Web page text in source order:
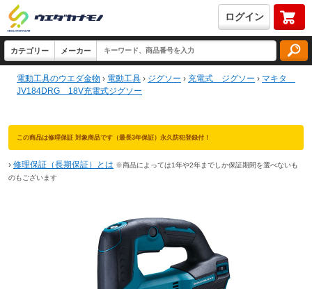
ログイン
電動工具のウエダ金物 › 電動工具 › ジグソー › 充電式 ジグソー › マキタ
JV184DRG 18V充電式ジグソー
この商品は修理保証 対象商品です（最長3年保証）永久防犯登録付！
› 修理保証（長期保証）とは ※商品によっては1年や2年までしか保証期間を選べないも
のもございます